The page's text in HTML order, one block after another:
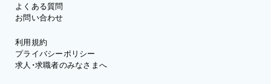
よくある質問
お問い合わせ
利用規約
プライバシーポリシー
求人・求職者のみなさまへ